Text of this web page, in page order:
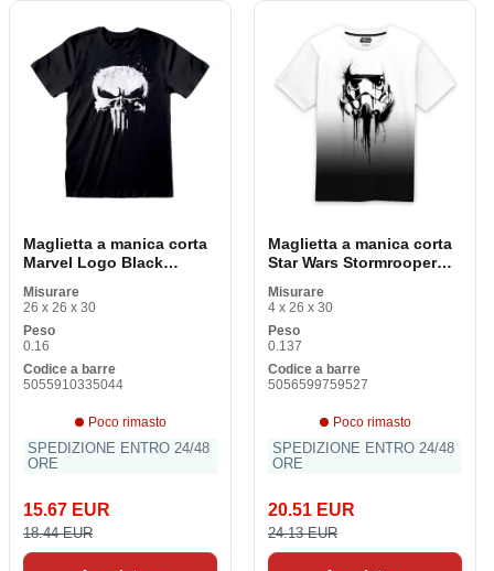
Maglietta a manica corta
Marvel Logo Black
Misurare
26 x 26 x 30
Peso
0.16
Codice a barre
5055910335044
Poco rimasto
SPEDIZIONE ENTRO 24/48
ORE
15.67 EUR
18.44 EUR
Maglietta a manica corta
Star Wars Stormrooper
Misurare
4 x 26 x 30
Peso
0.137
Codice a barre
5056599759527
Poco rimasto
SPEDIZIONE ENTRO 24/48
ORE
20.51 EUR
24.13 EUR